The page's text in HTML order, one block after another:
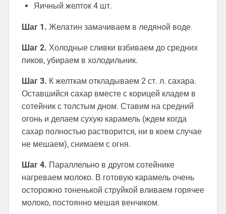
Яичный желток 4 шт.
Шаг 1. Желатин замачиваем в ледяной воде.
Шаг 2. Холодные сливки взбиваем до средних
пиков, убираем в холодильник.
Шаг 3. К желткам откладываем 2 ст. л. сахара.
Оставшийся сахар вместе с корицей кладем в
сотейник с толстым дном. Ставим на средний
огонь и делаем сухую карамель (ждем когда
сахар полностью растворится, ни в коем случае
не мешаем), снимаем с огня.
Шаг 4. Параллельно в другом сотейнике
нагреваем молоко. В готовую карамель очень
осторожно тоненькой струйкой вливаем горячее
молоко, постоянно мешая венчиком.